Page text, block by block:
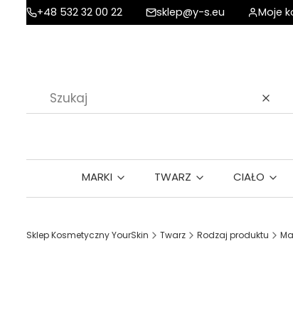
+48 532 32 00 22 sklep@y-s.eu Moje
MARKI TWARZ CIAŁO
Sklep Kosmetyczny YourSkin Twarz Rodzaj produktu